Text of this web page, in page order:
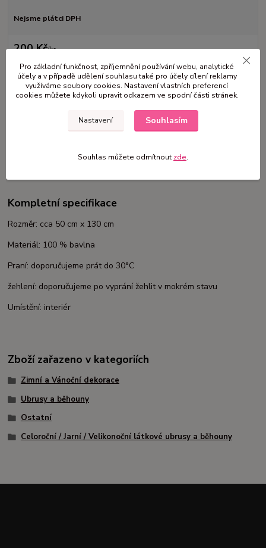
Nejsme plátci DPH
200 Kč/ks
Přidat do košíku
Kompletní specifikace
Rozměr: cca 50 cm x 130 cm
Materiál: 100 % bavlna
Praní: doporučujeme prát do 30°C
žehlení: doporučujeme po vyprání žehlit v mokrém stavu
Umístění: interiér
Zboží zařazeno v kategoriích
Zimní a Vánoční dekorace
Ubrusy a běhouny
Ostatní
Celoroční / Jarní / Velikonoční látkové ubrusy a běhouny
Pro základní funkčnost, zpříjemnění používání webu, analytické
účely a v případě udělení souhlasu také pro účely cílení reklamy
využíváme soubory cookies. Nastavení vlastních preferencí
cookies můžete kdykoli upravit odkazem ve spodní části stránek.
Nastavení Souhlasím
Souhlas můžete odmítnout zde.